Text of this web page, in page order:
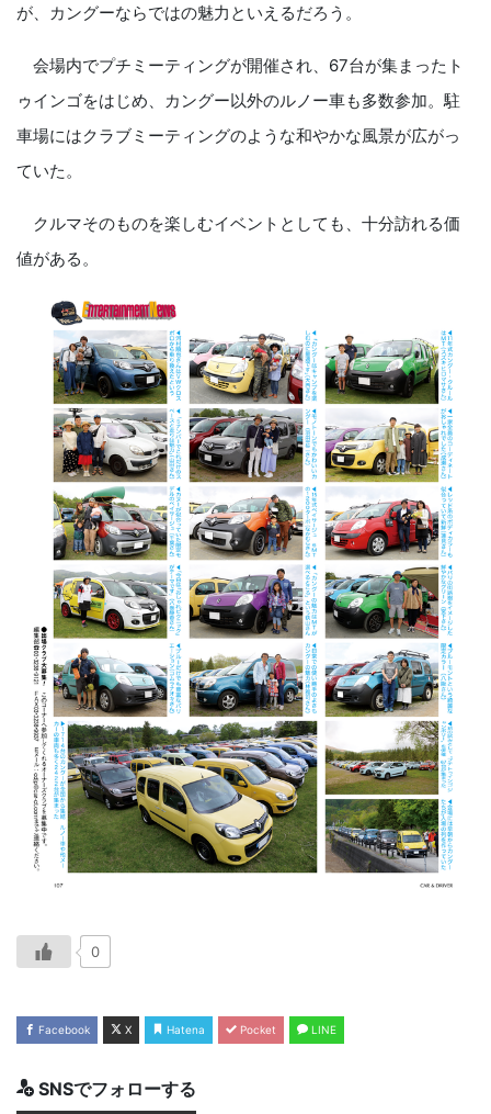
が、カングーならではの魅力といえるだろう。
会場内でプチミーティングが開催され、67台が集まったト
ゥインゴをはじめ、カングー以外のルノー車も多数参加。駐
車場にはクラブミーティングのような和やかな風景が広がっ
ていた。
クルマそのものを楽しむイベントとしても、十分訪れる価
値がある。
0
Facebook X Hatena Pocket LINE
SNSでフォローする